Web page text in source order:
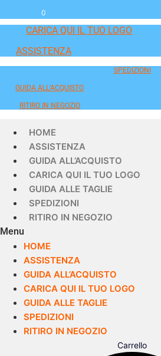
0
CARICA QUI IL TUO LOGO
ASSISTENZA
SPEDIZIONI
GUIDA ALL'ACQUISTO
RITIRO IN NEGOZIO
HOME
ASSISTENZA
GUIDA ALL’ACQUISTO
CARICA QUI IL TUO LOGO
GUIDA ALLE TAGLIE
SPEDIZIONI
RITIRO IN NEGOZIO
Menu
HOME
ASSISTENZA
GUIDA ALL’ACQUISTO
CARICA QUI IL TUO LOGO
GUIDA ALLE TAGLIE
SPEDIZIONI
RITIRO IN NEGOZIO
Carrello